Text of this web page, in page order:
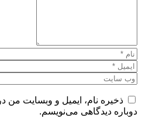
ذخیره نام، ایمیل و وبسایت من
دوباره دیدگاهی می‌نویسم.